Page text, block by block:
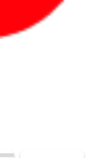
diện người dùng trực
tốt với hàng ngàn ứng dụng
các tính năng tiện ích
tính năng bảo mật nâng
dung đa dạng để bạn
trình duyệt web, ứng
giải trí như âm nhạc, phim